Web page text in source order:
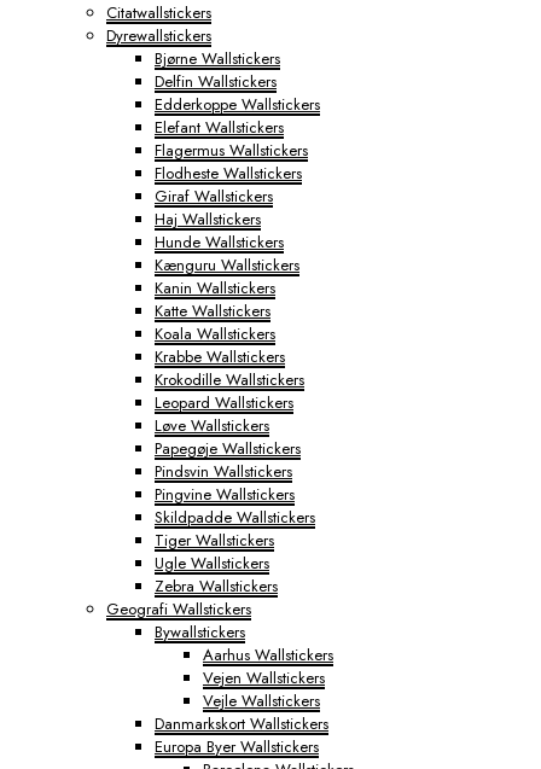
Citatwallstickers
Dyrewallstickers
Bjørne Wallstickers
Delfin Wallstickers
Edderkoppe Wallstickers
Elefant Wallstickers
Flagermus Wallstickers
Flodheste Wallstickers
Giraf Wallstickers
Haj Wallstickers
Hunde Wallstickers
Kænguru Wallstickers
Kanin Wallstickers
Katte Wallstickers
Koala Wallstickers
Krabbe Wallstickers
Krokodille Wallstickers
Leopard Wallstickers
Løve Wallstickers
Papegøje Wallstickers
Pindsvin Wallstickers
Pingvine Wallstickers
Skildpadde Wallstickers
Tiger Wallstickers
Ugle Wallstickers
Zebra Wallstickers
Geografi Wallstickers
Bywallstickers
Aarhus Wallstickers
Vejen Wallstickers
Vejle Wallstickers
Danmarkskort Wallstickers
Europa Byer Wallstickers